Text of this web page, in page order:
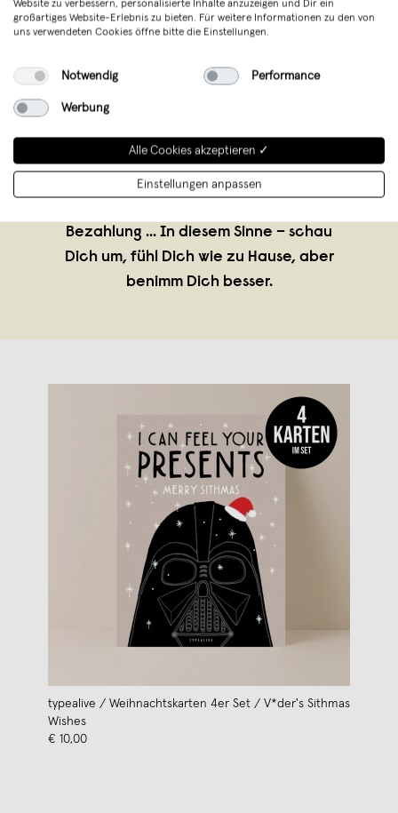
Freunde, wer ernsthaft behauptet, er
könnte noch ohne typealive leben,
Bezahlung ... In diesem Sinne – schau
Dich um, fühl Dich wie zu Hause, aber
benimm Dich besser.
typealive / Weihnachtskarten 4er Set / V*der's Sithmas
Wishes
€ 10,00
Website zu verbessern, personalisierte Inhalte anzuzeigen und Dir ein
großartiges Website-Erlebnis zu bieten. Für weitere Informationen zu den von
uns verwendeten Cookies öffne bitte die Einstellungen.
Notwendig Performance
Werbung
Alle Cookies akzeptieren ✓
Einstellungen anpassen